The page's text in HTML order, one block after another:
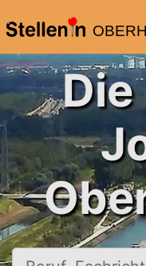
Beruf, Fachrichtung,